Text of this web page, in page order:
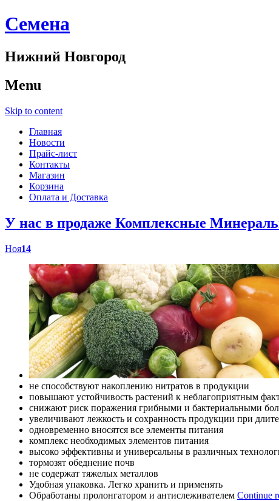
Cемена
Нижний Новгород
Menu
Skip to content
Главная
Новости
Прайс-лист
Контакты
Магазин
Корзина
Оплата и Доставка
У нас в продаже Комплексные
Ноя14
не способствуют накоплению нитратов в продукции
повышают устойчивость растений к неблагоприятным
снижают риск поражения грибными и бактериальными
увеличивают лежкость и сохранность продукции при
одновременно вносятся все элементы питания
комплекс необходимых элементов питания
высоко эффективны и универсальны в различных
тормозят обеднение почв
не содержат тяжелых металлов
Удобная упаковка. Легко хранить и применять
Обработаны пролонгатором и антислеживателем Continue